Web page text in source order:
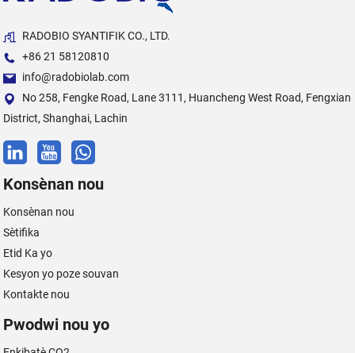
RADOBIO SYANTIFIK CO., LTD.
+86 21 58120810
info@radobiolab.com
No 258, Fengke Road, Lane 3111, Huancheng West Road, Fengxian
District, Shanghai, Lachin
Konsènan nou
Konsènan nou
Sètifika
Etid Ka yo
Kesyon yo poze souvan
Kontakte nou
Pwodwi nou yo